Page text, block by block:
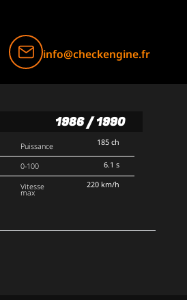
info@checkengine.fr
1986 / 1990
Puissance
0-100
Vitesse
max
185 ch
6.1 s
220 km/h